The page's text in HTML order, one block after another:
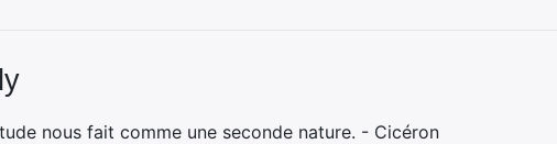
nous fait comme une seconde nature. - Cicéron